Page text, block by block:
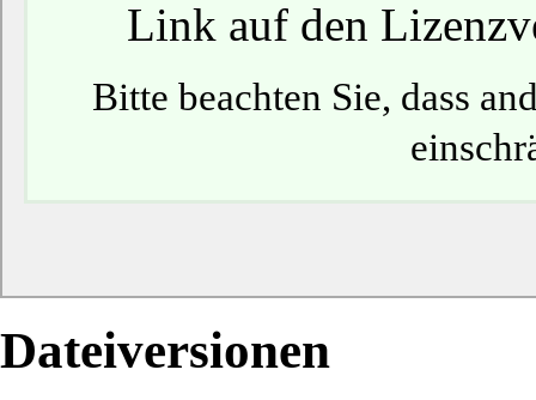
Link auf den
Bitte beachten Sie, dass
Dateiversionen